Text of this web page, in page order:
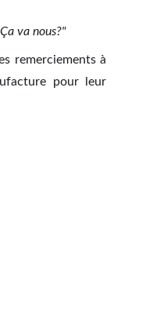
va nous?"
remerciements à
pour leur